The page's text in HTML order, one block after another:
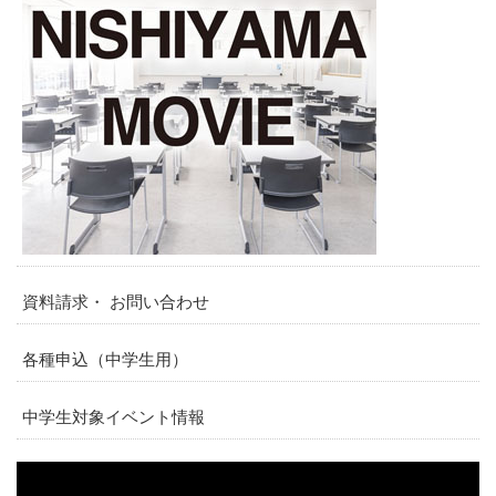
資料請求・ お問い合わせ
各種申込（中学生用）
中学生対象イベント情報